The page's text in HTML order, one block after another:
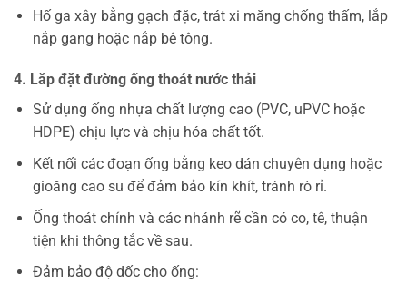
Hố ga xây bằng gạch đặc, trát xi măng chống thấm, lắp
nắp gang hoặc nắp bê tông.
4. Lắp đặt đường ống thoát nước thải
Sử dụng ống nhựa chất lượng cao (PVC, uPVC hoặc
HDPE) chịu lực và chịu hóa chất tốt.
Kết nối các đoạn ống bằng keo dán chuyên dụng hoặc
gioăng cao su để đảm bảo kín khít, tránh rò rỉ.
Ống thoát chính và các nhánh rẽ cần có co, tê, thuận
tiện khi thông tắc về sau.
Đảm bảo độ dốc cho ống: